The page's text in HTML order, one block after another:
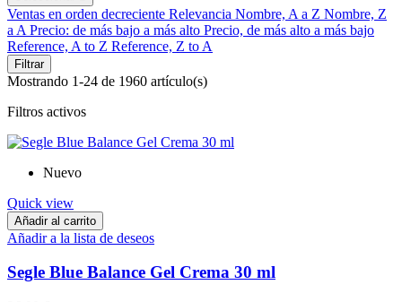
Ventas en orden decreciente Relevancia Nombre, A a Z Nombre, Z
a A Precio: de más bajo a más alto Precio, de más alto a más bajo
Reference, A to Z Reference, Z to A
Filtrar
Mostrando 1-24 de 1960 artículo(s)
Filtros activos
Nuevo
Quick view
Añadir al carrito
Añadir a la lista de deseos
Segle Blue Balance Gel Crema 30 ml